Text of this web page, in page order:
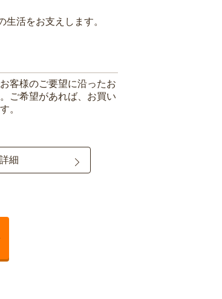
活をお支えします。
客様のご要望に沿ったお
ご希望があれば、お買い
。
細